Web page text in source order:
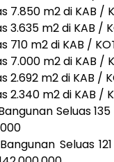
7.850 m2 di KAB /
3.635 m2 di KAB /
710 m2 di KAB /
7.000 m2 di KAB /
2.692 m2 di KAB /
2.340 m2 di KAB /
Seluas 135
Seluas